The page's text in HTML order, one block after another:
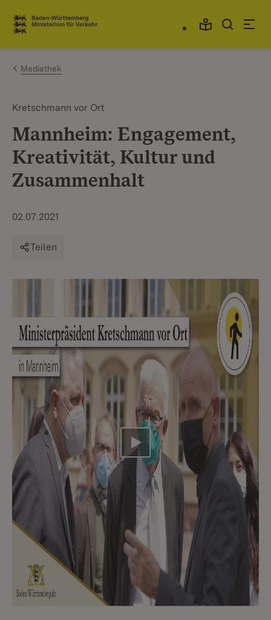
Zum Inhalt springen
Link zur Startseite
Mediathek
Kretschmann vor Ort
Mannheim: Engagement,
Kreativität, Kultur und
Zusammenhalt
02.07.2021
Teilen
Video abspielen